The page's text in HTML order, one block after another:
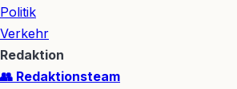
Politik
Verkehr
Redaktion
👥 Redaktionsteam